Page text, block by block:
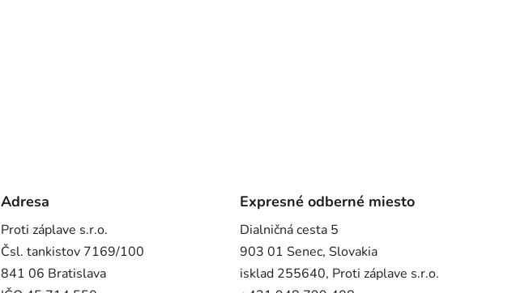
Adresa
Proti záplave s.r.o.
Čsl. tankistov 7169/100
841 06 Bratislava
Expresné odberné miesto
Dialničná cesta 5
903 01 Senec, Slovakia
isklad 255640, Proti záplave s.r.o.